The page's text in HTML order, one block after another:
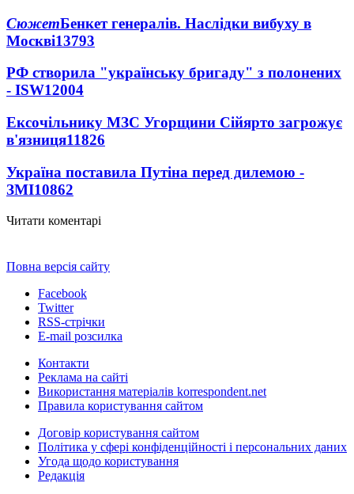
СюжетБенкет генералів. Наслідки вибуху в
Москві13793
РФ створила "українську бригаду" з полонених
- ISW12004
Ексочільнику МЗС Угорщини Сійярто загрожує
в'язниця11826
Україна поставила Путіна перед дилемою -
ЗМІ10862
Читати коментарі
Повна версія сайту
Facebook
Twitter
RSS-стрічки
E-mail розсилка
Контакти
Реклама на сайті
Використання матеріалів korrespondent.net
Правила користування сайтом
Договір користування сайтом
Політика у сфері конфіденційності і персональних даних
Угода щодо користування
Редакція